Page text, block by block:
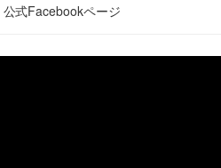
式Facebookページ